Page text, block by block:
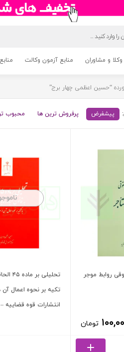
و مشاوران منابع آزمون وکالت
“حسین اعظمی چهار برج”
پیشفرض پرفروش ترین ها محبوب
روابط موجر
تومان
تکیه بر نحوه اعمال
انتشارات قوه قضاییه